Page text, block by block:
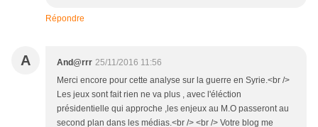
Répondre
A And@rrr 25/11/2016 11:56
Merci encore pour cette analyse sur la guerre en Syrie.<br />
Les jeux sont fait rien ne va plus , avec l'éléction
présidentielle qui approche ,les enjeux au M.O passeront au
second plan dans les médias.<br /> <br /> Votre blog me